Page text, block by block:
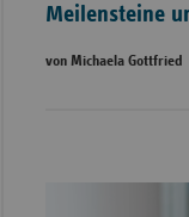
Meilensteine
von Michaela Gottfried